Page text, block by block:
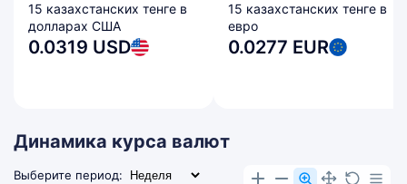
15 казахстанских тенге в
долларах США
0.0319 USD
15 казахстанских тенге в
евро
0.0277 EUR
Динамика курса валют
Выберите период: